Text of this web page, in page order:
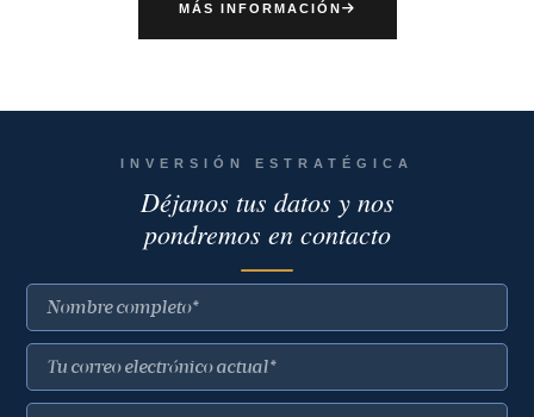
MÁS INFORMACIÓN
INVERSIÓN ESTRATÉGICA
Déjanos tus datos y nos
pondremos en contacto